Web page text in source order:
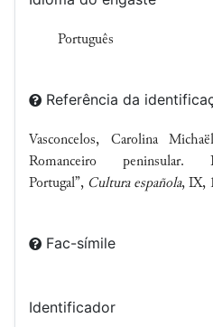
Português
Referência da
Vasconcelos, Carolina
Romanceiro
Portugal”, Cultura española, IX,
Fac-símile
Identificador